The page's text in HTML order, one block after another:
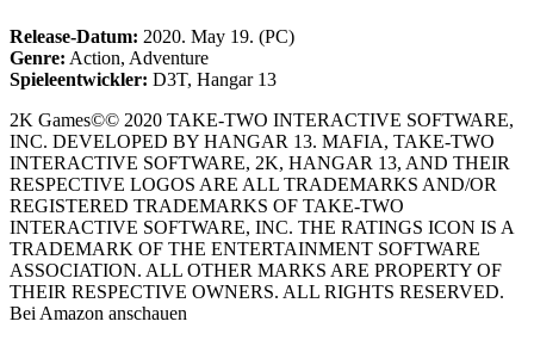
Release-Datum: 2020. May 19. (PC)
Genre: Action, Adventure
Spieleentwickler: D3T, Hangar 13
2K Games©© 2020 TAKE-TWO INTERACTIVE SOFTWARE,
INC. DEVELOPED BY HANGAR 13. MAFIA, TAKE-TWO
INTERACTIVE SOFTWARE, 2K, HANGAR 13, AND THEIR
RESPECTIVE LOGOS ARE ALL TRADEMARKS AND/OR
REGISTERED TRADEMARKS OF TAKE-TWO
INTERACTIVE SOFTWARE, INC. THE RATINGS ICON IS A
TRADEMARK OF THE ENTERTAINMENT SOFTWARE
ASSOCIATION. ALL OTHER MARKS ARE PROPERTY OF
THEIR RESPECTIVE OWNERS. ALL RIGHTS RESERVED.
Bei Amazon anschauen